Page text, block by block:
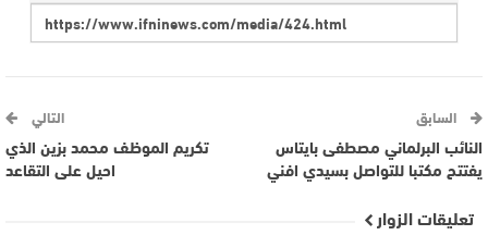
السابق
النائب البرلماني مصطفى بايتاس
يفتتح مكتبا للتواصل بسيدي افني
التالي
تكريم الموظف محمد بزين الذي
احيل على التقاعد
تعليقات الزوار